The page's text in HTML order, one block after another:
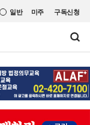
미주 구독신청
일반